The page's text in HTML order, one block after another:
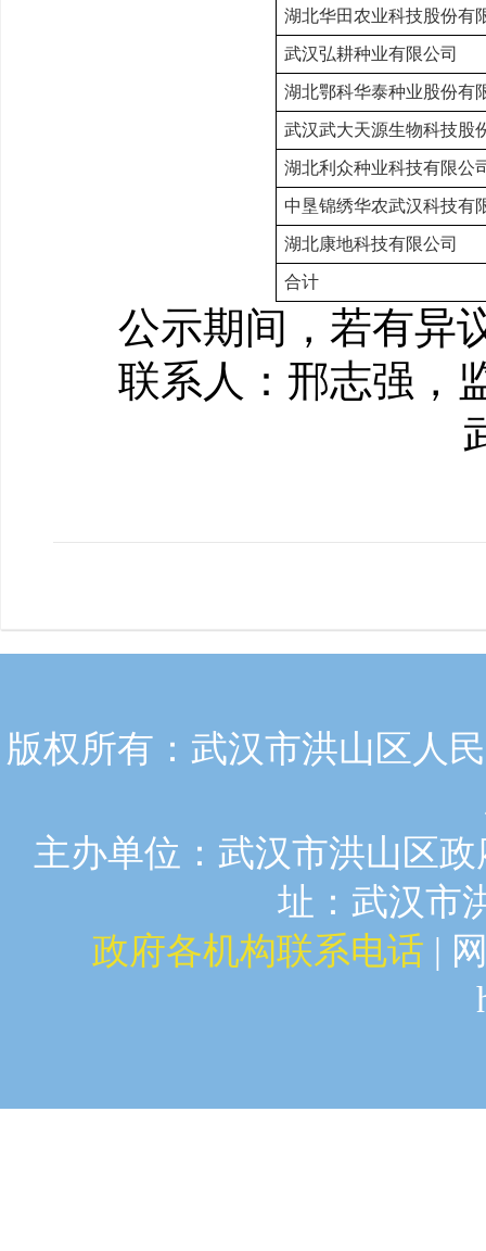
湖北华田农业科技股份有
武汉弘耕种业有限公司
湖北鄂科华泰种业股份有
武汉武大天源生物科技股
湖北利众种业科技有限公
中垦锦绣华农武汉科技有
湖北康地科技有限公司
合计
公示期间，若有异
联系人：邢志强 ，
武
版权所有：武汉市洪山区人
主办单位：武汉市洪山区
址：武汉市
政府各机构联系电话 |